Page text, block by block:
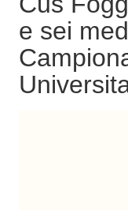
e sei